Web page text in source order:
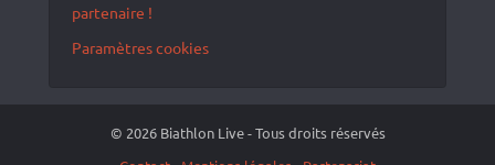
partenaire !
Paramètres cookies
© 2026 Biathlon Live - Tous droits réservés